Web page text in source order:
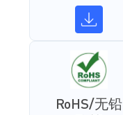
RoHS/无铅